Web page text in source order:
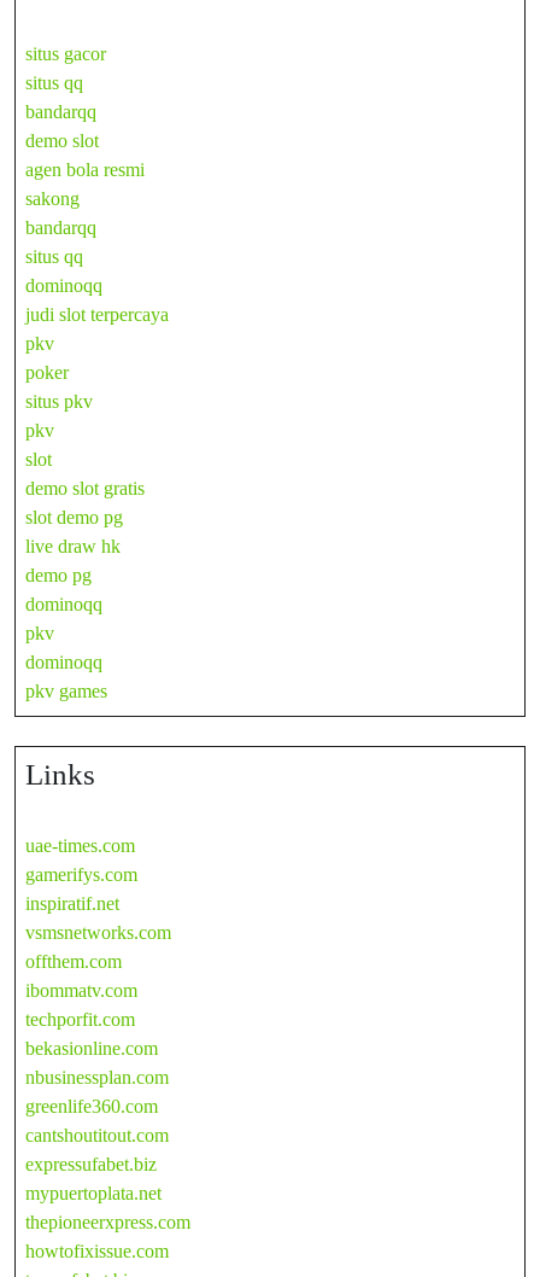
situs gacor
situs qq
bandarqq
demo slot
agen bola resmi
sakong
bandarqq
situs qq
dominoqq
judi slot terpercaya
pkv
poker
situs pkv
pkv
slot
demo slot gratis
slot demo pg
live draw hk
demo pg
dominoqq
pkv
dominoqq
pkv games
Links
uae-times.com
gamerifys.com
inspiratif.net
vsmsnetworks.com
offthem.com
ibommatv.com
techporfit.com
bekasionline.com
nbusinessplan.com
greenlife360.com
cantshoutitout.com
expressufabet.biz
mypuertoplata.net
thepioneerxpress.com
howtofixissue.com